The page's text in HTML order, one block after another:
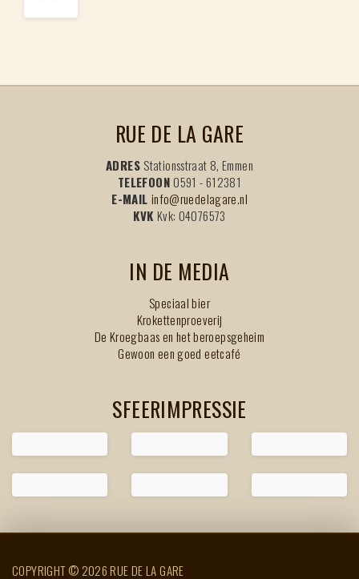
RUE DE LA GARE
ADRES Stationsstraat 8, Emmen
TELEFOON0591 - 612381
E-MAIL info@ruedelagare.nl
KVK Kvk: 04076573
IN DE MEDIA
Speciaal bier
Krokettenproeverij
De Kroegbaas en het beroepsgeheim
Gewoon een goed eetcafé
SFEERIMPRESSIE
COPYRIGHT © 2026 RUE DE LA GARE